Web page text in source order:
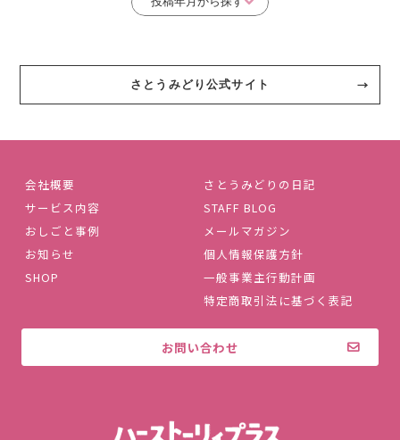
さとうみどり公式サイト
会社概要
サービス内容
おしごと事例
お知らせ
SHOP
さとうみどりの日記
STAFF BLOG
メールマガジン
個人情報保護方針
一般事業主行動計画
特定商取引法に基づく表記
お問い合わせ